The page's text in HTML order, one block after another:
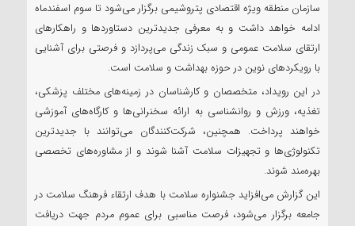
سازمان منطقه ویژه اقتصادی پتروشیمی برگزار می‌شود تا سوم اسفندماه
ادامه خواهد داشت و به معرفی جدیدترین دستاوردها و راهکارهای
ارتقای سلامت عمومی و سبک زندگی می‌پردازد و فرصتی برای آشنایی
با رویکردهای نوین در حوزه بهداشت و سلامت است.
در این رویداد، متخصصان و کارشناسان در زمینه‌های مختلف پزشکی،
تغذیه، ورزش و روانشناسی به ارائه سخنرانی‌ها و کارگاه‌های آموزشی
خواهند پرداخت. همچنین، شرکت‌کنندگان می‌توانند با جدیدترین
تکنولوژی‌ها و تجهیزات سلامت آشنا شوند و از مشاوره‌های تخصصی
بهره‌مند شوند.
این گزارش می‌افزاید جشنواره سلامت با هدف ارتقاء فرهنگ سلامت در
جامعه برگزار می‌شود، فرصت مناسبی برای عموم مردم جهت دریافت